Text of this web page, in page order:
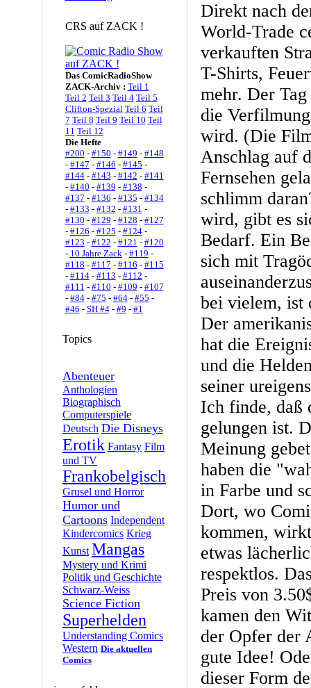
CRS auf ZACK !
Das ComicRadioShow
ZACK-Archiv : Teil 1
Teil 2 Teil 3 Teil 4 Teil 5
Clifton-Spezial Teil 6 Teil
7 Teil 8 Teil 9 Teil 10 Teil
11 Teil 12
Die Hefte
#200 - #150 - #149 - #148
- #147 - #146 - #145 -
#144- #143 - #142 - #141
- #140 - #139 - #138 -
#137 - #136 - #135 - #134
- #133 - #132 - #131 -
#130 - #129 - #128 - #127
- #126 - #125 - #124-
#123 - #122 - #121 - #120
- 10 Jahre Zack- #119 -
#118 - #117 - #116 - #115
- #114- #113 - #112 -
#111 - #110 - #109 - #107
- #84- #75 - #64- #55 -
#46 - SH #4- #9 - #1
Topics
Abenteuer
Anthologien
Biographisch
Computerspiele
Deutsch Die Disneys
Erotik Fantasy Film
und TV
Frankobelgisch
Grusel und Horror
Humor und
Cartoons Independent
Kindercomics Krieg
Kunst Mangas
Mystery und Krimi
Politik und Geschichte
Schwarz-Weiss
Science Fiction
Superhelden
Understanding Comics
Western Die aktuellen
Comics
Direkt nach
World-Trade
verkauften
T-Shirts,
mehr. Der
die
wird. (Die
Anschlag auf
Fernsehen
schlimm
wird, gibt es
Bedarf. Ein
sich mit
bei vielem, ist
Der
hat die
und die
seiner
Ich finde, daß
gelungen ist.
Meinung
haben die
in Farbe und
Dort, wo
kommen,
etwas
respektlos.
Preis von
kamen den
der Opfer der
gute Idee!
dieser Form